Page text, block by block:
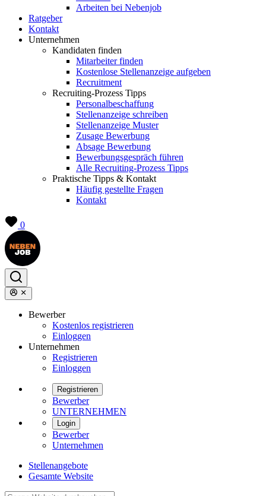
Arbeiten bei Nebenjob
Ratgeber
Kontakt
Unternehmen
Kandidaten finden
Mitarbeiter finden
Kostenlose Stellenanzeige aufgeben
Recruitment
Recruiting-Prozess Tipps
Personalbeschaffung
Stellenanzeige schreiben
Stellenanzeige Muster
Zusage Bewerbung
Absage Bewerbung
Bewerbungsgespräch führen
Alle Recruiting-Prozess Tipps
Praktische Tipps & Kontakt
Häufig gestellte Fragen
Kontakt
0
Bewerber
Kostenlos registrieren
Einloggen
Unternehmen
Registrieren
Einloggen
Registrieren
Bewerber
UNTERNEHMEN
Login
Bewerber
Unternehmen
Stellenangebote
Gesamte Website